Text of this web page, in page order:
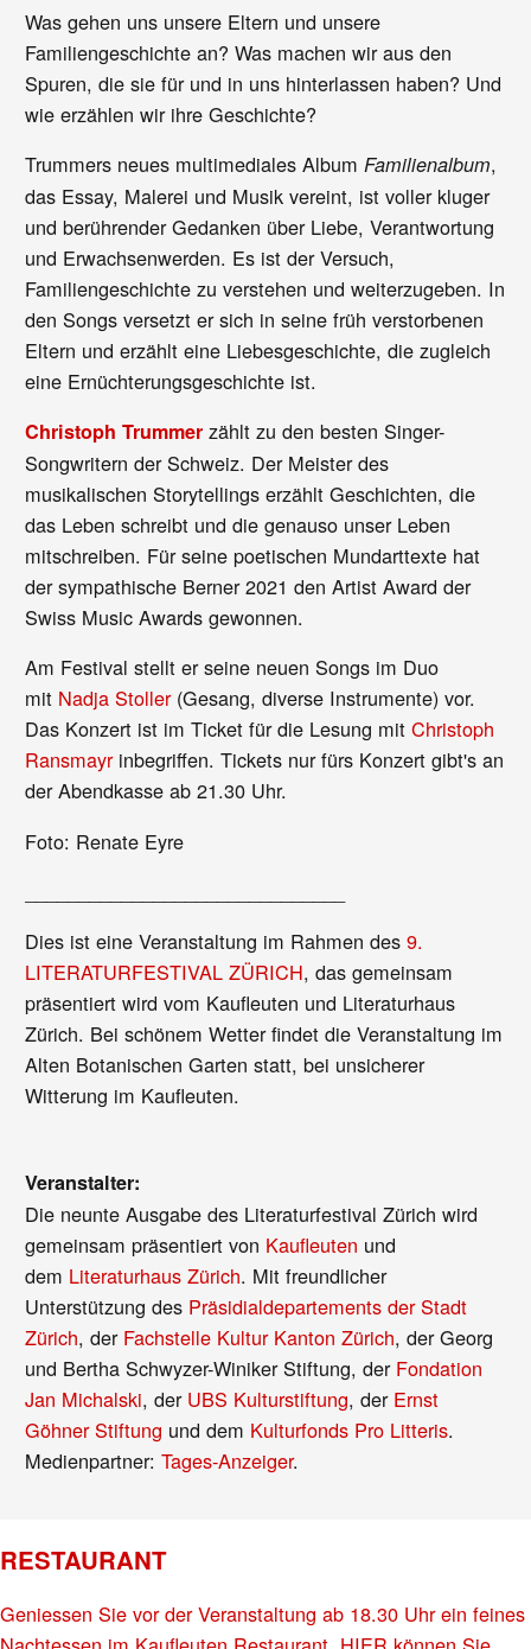
Was gehen uns unsere Eltern und unsere
Familiengeschichte an? Was machen wir aus den
Spuren, die sie für und in uns hinterlassen haben? Und
wie erzählen wir ihre Geschichte?
Trummers neues multimediales AlbumFamilienalbum,
das Essay, Malerei und Musik vereint, ist voller kluger
und berührender Gedanken über Liebe, Verantwortung
und Erwachsenwerden. Es ist der Versuch,
Familiengeschichte zu verstehen und weiterzugeben. In
den Songs versetzt er sich in seine früh verstorbenen
Eltern und erzählt eine Liebesgeschichte, die zugleich
eine Ernüchterungsgeschichte ist.
Christoph Trummer zählt zu den besten Singer-
Songwritern der Schweiz. Der Meister des
musikalischen Storytellings erzählt Geschichten, die
das Leben schreibt und die genauso unser Leben
mitschreiben. Für seine poetischen Mundarttexte hat
der sympathische Berner 2021 den Artist Award der
Swiss Music Awards gewonnen.
Am Festival stellt er seine neuen Songs im Duo
mit Nadja Stoller(Gesang, diverse Instrumente) vor.
Das Konzert ist im Ticket für die Lesung mitChristoph
Ransmayrinbegriffen. Tickets nur fürs Konzert gibt's an
der Abendkasse ab 21.30 Uhr.
Foto: Renate Eyre
Dies ist eine Veranstaltung im Rahmen des9.
LITERATURFESTIVAL ZÜRICH, das gemeinsam
präsentiert wird vom Kaufleuten und Literaturhaus
Zürich. Bei schönem Wetter findet die Veranstaltung im
Alten Botanischen Garten statt, bei unsicherer
Witterung im Kaufleuten.
Veranstalter:
Die neunte Ausgabe des Literaturfestival Zürich wird
gemeinsam präsentiert von Kaufleuten und
dem Literaturhaus Zürich. Mit freundlicher
Unterstützung des Präsidialdepartements der Stadt
Zürich, der Fachstelle Kultur Kanton Zürich, der Georg
und Bertha Schwyzer-Winiker Stiftung, der Fondation
Jan Michalski, der UBS Kulturstiftung, der Ernst
Göhner Stiftung und dem Kulturfonds Pro Litteris.
Medienpartner:Tages-Anzeiger.
RESTAURANT
Geniessen Sie vor der Veranstaltung ab 18.30 Uhr ein feines